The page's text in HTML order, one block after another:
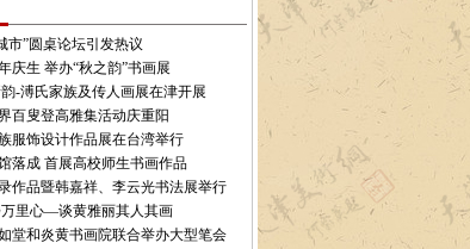
市”圆桌论坛引发热议
庆生 举办“秋之韵”书画展
-溥氏家族及传人画展在津开展
百叟登高雅集活动庆重阳
服饰设计作品展在台湾举行
落成 首展高校师生书画作品
作品暨韩嘉祥、李云光书法展举行
里心—谈黄雅丽其人其画
堂和炎黄书画院联合举办大型笔会